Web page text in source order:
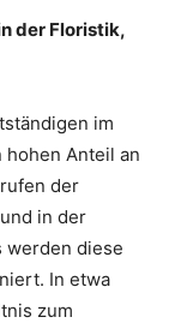
der Floristik,
im
hohen Anteil an
der
in der
werden diese
In etwa
zum